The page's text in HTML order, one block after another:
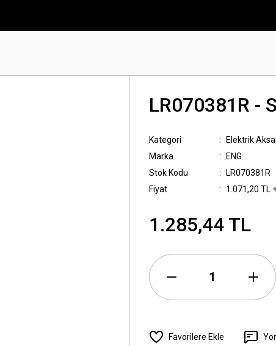
LR070381R -
Kategori
Elektrik
Marka
ENG
Stok Kodu
LR070381R
Fiyat
1.071,20 TL
1.285,44 TL